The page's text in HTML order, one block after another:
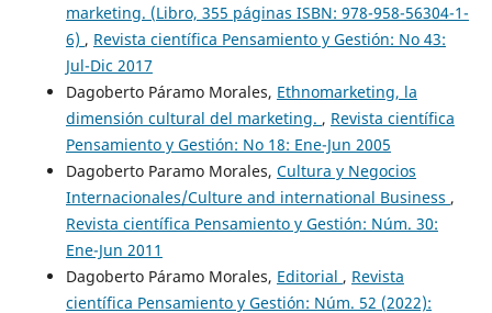
marketing. (Libro, 355 páginas ISBN: 978-958-56304-1-
6) , Revista científica Pensamiento y Gestión: No 43:
Jul-Dic 2017
Dagoberto Páramo Morales, Ethnomarketing, la
dimensión cultural del marketing. , Revista científica
Pensamiento y Gestión: No 18: Ene-Jun 2005
Dagoberto Paramo Morales, Cultura y Negocios
Internacionales/Culture and international Business ,
Revista científica Pensamiento y Gestión: Núm. 30:
Ene-Jun 2011
Dagoberto Páramo Morales, Editorial , Revista
científica Pensamiento y Gestión: Núm. 52 (2022):